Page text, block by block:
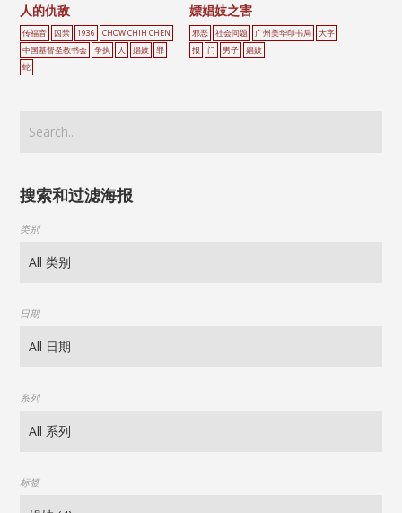
人的仇敌
传福音 囚禁 1936
CHOW CHIH CHEN
中国基督圣教书会
争执 人 娼妓
罪
蛇
嫖娼妓之害
邪恶 社会问题 广州美华印书局
大字
报
门 男子 娼妓
搜索和过滤海报
类别
日期
系列
标签